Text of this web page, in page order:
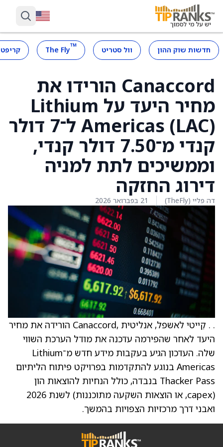
חדשות שוק ההון וול סטריט ™
The Fly
Canaccord הורידו את
מחיר היעד על Lithium
Americas (LAC) ל־7 דולר
קנדי מ־7.50 דולר קנדי,
וממשיכים לתת למניה
דירוג החזקה
דה פליי (TheFly) 21 בפברואר 2026
. . קֵייטי לאשפל, אנליטית ,Canaccord הורידה את מחיר
היעד לאחר שהפירמה עדכנה את מודל הערכת השווי
שלה. העדכון הגיע בעקבות מידע חדש מ־Lithium
Americas בנוגע להתקדמות בפרויקט פיתוח הליתיום
Thacker Pass בנבדה, כולל הנחיות להוצאות הון
(capex, או הוצאות השקעה מתוכננות) לשנת 2026
ואבני דרך מרכזיות הצפויות בהמשך.